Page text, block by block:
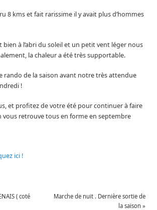
8 kms et fait rarissime il y avait plus d’hommes
bien à l’abri du soleil et un petit vent léger nous
la chaleur a été très supportable.
rando de la saison avant notre très attendue
!
et profitez de votre été pour continuer à faire
vous retrouve tous en forme en septembre
ici !
( coté
Marche de nuit . Dernière sortie de
la saison»